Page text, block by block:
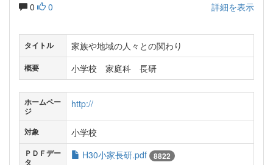
0 0 詳細を表示
タイトル 家族や地域の人々との関わり
概要 小学校 家庭科 長研
ホームペー
ジ
http://
対象 小学校
ＰＤＦデー
タ
H30小家長研.pdf 8822